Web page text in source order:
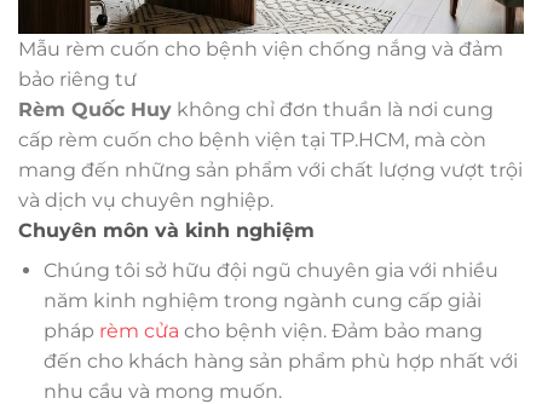
Mẫu rèm cuốn cho bệnh viện chống nắng và đảm
bảo riêng tư
Rèm Quốc Huy không chỉ đơn thuần là nơi cung
cấp rèm cuốn cho bệnh viện tại TP.HCM, mà còn
mang đến những sản phẩm với chất lượng vượt trội
và dịch vụ chuyên nghiệp.
Chuyên môn và kinh nghiệm
Chúng tôi sở hữu đội ngũ chuyên gia với nhiều
năm kinh nghiệm trong ngành cung cấp giải
pháp rèm cửa cho bệnh viện. Đảm bảo mang
đến cho khách hàng sản phẩm phù hợp nhất với
nhu cầu và mong muốn.